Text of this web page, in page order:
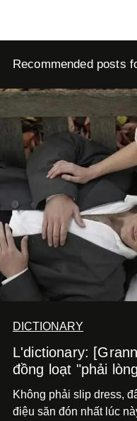
Recommended posts
DICTIONARY
L'dictionary:
đồng loạt "phải
Không phải slip dress,
điệu săn đón nhất lúc